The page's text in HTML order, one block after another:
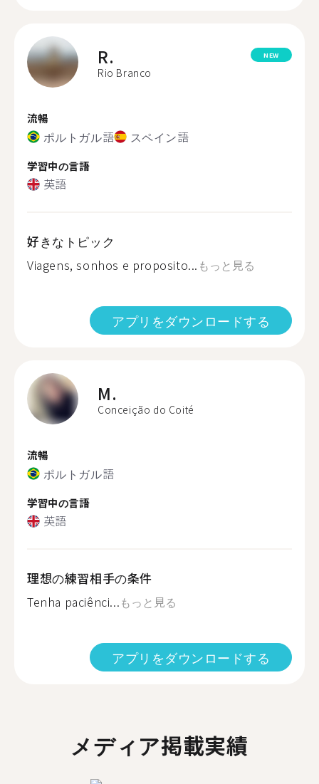
R.
Rio Branco
NEW
流暢
ポルトガル語 スペイン語
学習中の言語
英語
好きなトピック
Viagens, sonhos e proposito... もっと見る
アプリをダウンロードする
M.
Conceição do Coité
流暢
ポルトガル語
学習中の言語
英語
理想の練習相手の条件
Tenha paciênci...もっと見る
アプリをダウンロードする
メディア掲載実績